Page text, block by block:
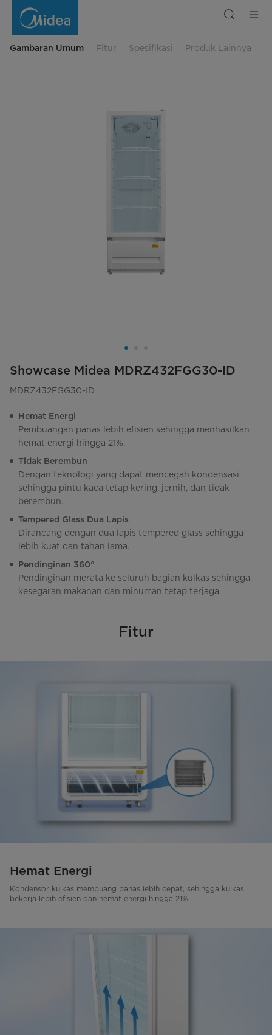
Gambaran Umum Fitur Spesifikasi Produk Lainnya
Showcase Midea MDRZ432FGG30-ID
MDRZ432FGG30-ID
Hemat Energi
Pembuangan panas lebih efisien sehingga menhasilkan
hemat energi hingga 21%.
Tidak Berembun
Dengan teknologi yang dapat mencegah kondensasi
sehingga pintu kaca tetap kering, jernih, dan tidak
berembun.
Tempered Glass Dua Lapis
Dirancang dengan dua lapis tempered glass sehingga
lebih kuat dan tahan lama.
Pendinginan 360°
Pendinginan merata ke seluruh bagian kulkas sehingga
kesegaran makanan dan minuman tetap terjaga.
Fitur
Hemat Energi
Kondensor kulkas membuang panas lebih cepat, sehingga kulkas
bekerja lebih efisien dan hemat energi hingga 21%.